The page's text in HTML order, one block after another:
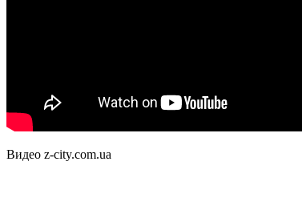
Видео z-city.com.ua